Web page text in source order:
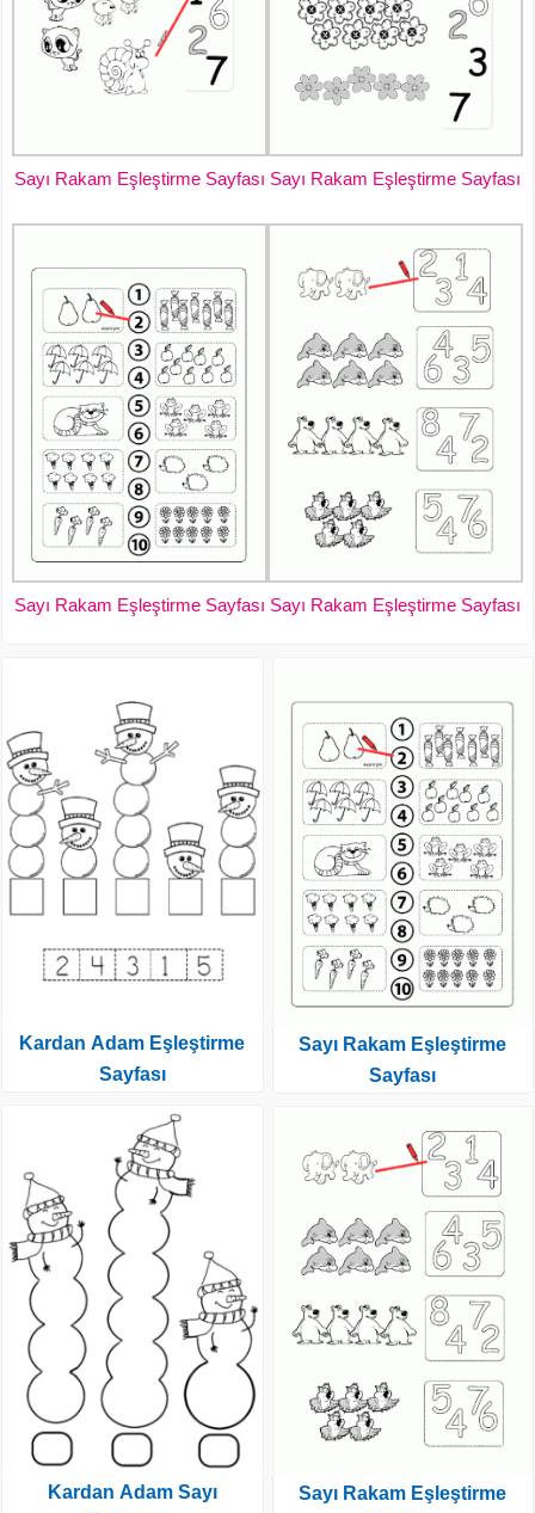
Sayı Rakam Eşleştirme Sayfası Sayı Rakam Eşleştirme Sayfası
Sayı Rakam Eşleştirme Sayfası Sayı Rakam Eşleştirme Sayfası
Kardan Adam Eşleştirme
Sayfası
Kardan Adam Sayı
Sayı Rakam Eşleştirme
Sayfası
Sayı Rakam Eşleştirme